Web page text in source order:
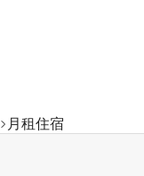
月租住宿